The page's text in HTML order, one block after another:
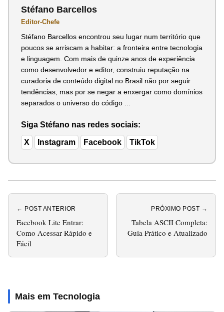
Stéfano Barcellos
Editor-Chefe
Stéfano Barcellos encontrou seu lugar num território que
poucos se arriscam a habitar: a fronteira entre tecnologia
e linguagem. Com mais de quinze anos de experiência
como desenvolvedor e editor, construiu reputação na
curadoria de conteúdo digital no Brasil não por seguir
tendências, mas por se negar a enxergar como domínios
separados o universo do código ...
Siga Stéfano nas redes sociais:
X Instagram Facebook TikTok
← POST ANTERIOR
Facebook Lite Entrar:
Como Acessar Rápido e
Fácil
PRÓXIMO POST →
Tabela ASCII Completa:
Guia Prático e Atualizado
Mais em Tecnologia